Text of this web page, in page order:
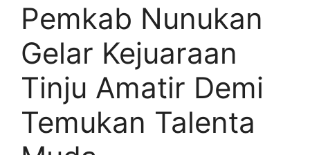
Pemkab Nunukan
Gelar Kejuaraan
Tinju Amatir Demi
Temukan Talenta